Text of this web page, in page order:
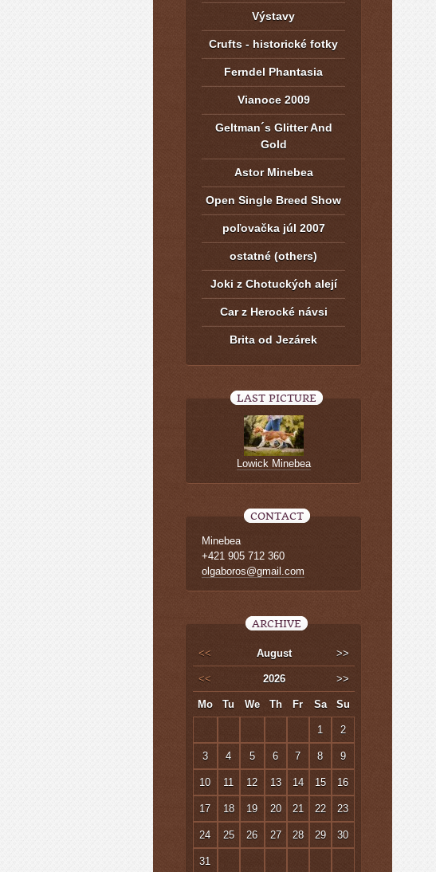
Výstavy
Crufts - historické fotky
Ferndel Phantasia
Vianoce 2009
Geltman´s Glitter And
Gold
Astor Minebea
Open Single Breed Show
poľovačka júl 2007
ostatné (others)
Joki z Chotuckých alejí
Car z Herocké návsi
Brita od Jezárek
LAST PICTURE
Lowick Minebea
CONTACT
Minebea
+421 905 712 360
olgaboros@gmail.com
ARCHIVE
<< August >>
<< 2026 >>
Mo Tu We Th Fr Sa Su
1 2
3 4 5 6 7 8 9
10 11 12 13 14 15 16
17 18 19 20 21 22 23
24 25 26 27 28 29 30
31